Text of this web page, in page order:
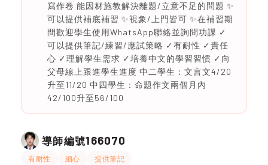
寫作卷 能因材施教解決離題/立意不足的問題 ✨
可以提供補底補習 ✨視象/上門皆可 ✨在補習期
間歡迎學生使用WhatsApp聯絡並詢問功課 ✓
可以提供筆記/練習/應試策略 ✓有耐性 ✓責任
心 ✓理解學生需求 ✓培養中文的學習習慣 ✓向
父母線上跟進學生進度 中二學生：文言文4/20
升至11/20 中四學生：命題作文兩個月內
42/100升至56/100
導師編號166070
有耐性 細心 提供筆記